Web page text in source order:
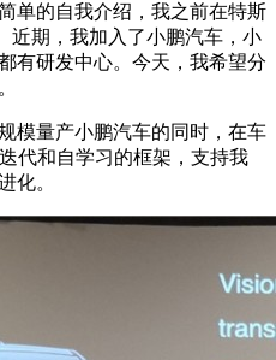
的自我介绍，我之前在特斯
近期，我加入了小鹏汽车，小
有研发中心。今天，我希望分
量产小鹏汽车的同时，在车
代和自学习的框架，支持我
化。